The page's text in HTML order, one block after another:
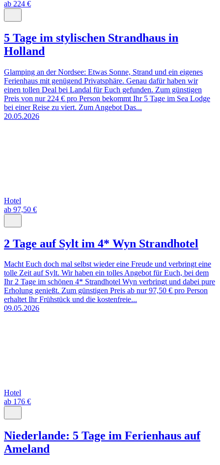
ab 224 €
5 Tage im stylischen Strandhaus in
Holland
Glamping an der Nordsee: Etwas Sonne, Strand und ein eigenes
Ferienhaus mit genügend Privatsphäre. Genau dafür haben wir
einen tollen Deal bei Landal für Euch gefunden. Zum günstigen
Preis von nur 224 € pro Person bekommt Ihr 5 Tage im Sea Lodge
bei einer Reise zu viert. Zum Angebot Das...
20.05.2026
Hotel
ab 97,50 €
2 Tage auf Sylt im 4* Wyn Strandhotel
Macht Euch doch mal selbst wieder eine Freude und verbringt eine
tolle Zeit auf Sylt. Wir haben ein tolles Angebot für Euch, bei dem
Ihr 2 Tage im schönen 4* Strandhotel Wyn verbringt und dabei pure
Erholung genießt. Zum günstigen Preis ab nur 97,50 € pro Person
erhaltet Ihr Frühstück und die kostenfreie...
09.05.2026
Hotel
ab 176 €
Niederlande: 5 Tage im Ferienhaus auf
Ameland